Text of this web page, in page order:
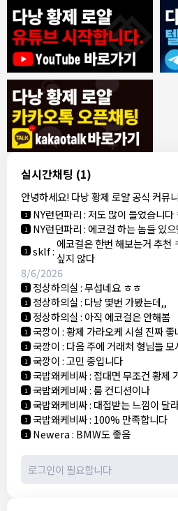
실시간채팅 (1)
안녕하세요! 다낭 황제 로얄 공식 커뮤
8/4/2026
1 모기한테물림:여기도 문의해보면 바
1 모기한테물림:정찰가보다 쌀수 없음
1 결혼안해:ㄹㅇ 팩트 ㅋㅋㅋㅋ
결혼안해:ㄹㅇ 팩트 ㅋㅋㅋㅋ
8/5/2026
NY런던파리 :다낭 에코걸 여기서 예
1 3군:에코걸 좀 조심 하는게 좋음
1 NY런던파리:저도 많이 들었습니다
1 NY런던파리: 에코걸 하는 놈들 있
1 sklf: 에코걸은 한번 해보는거 추천
싶지 않다
8/6/2026
1 정상하의실:무섭네요 ㅎㅎ
1 정상하의실: 다낭 몇번 가봤는데,,
1 정상하의실: 아직 에코걸은 안해봄
1 국깡이:황제 가라오케 시설 진짜 좋
1 국깡이: 다음 주에 거래처 형님들
1 국깡이:고민 중입니다
1 국밥왜케비싸: 접대면 무조건 황제
1 국밥왜케비싸:룸 컨디션이나
1 국밥왜케비싸: 대접받는 느낌이 달
1 국밥왜케비싸: 100% 만족합니다
1 Newera: BMW도 좋음